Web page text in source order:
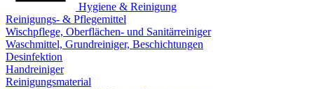
Hygiene & Reinigung
Reinigungs- & Pflegemittel
Wischpflege, Oberflächen- und Sanitärreiniger
Waschmittel, Grundreiniger, Beschichtungen
Desinfektion
Handreiniger
Reinigungsmaterial